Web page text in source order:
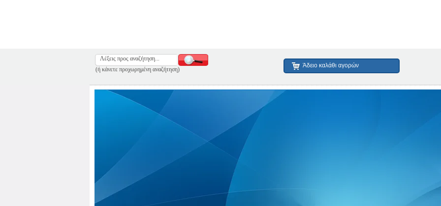
(ή κάνετε προχωρημένη αναζήτηση)
Άδειο καλάθι αγορών